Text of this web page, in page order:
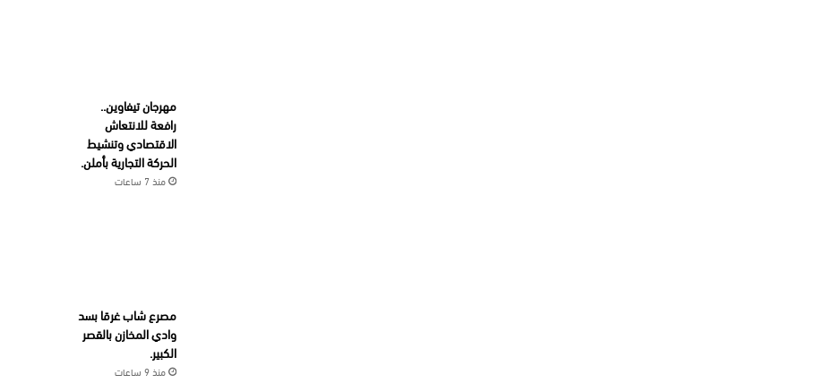
مهرجان تيفاوين..
رافعة للانتعاش
الاقتصادي وتنشيط
الحركة التجارية بأملن.
منذ 7 ساعات
مصرع شاب غرقا بسد
وادي المخازن بالقصر
الكبير.
منذ 9 ساعات